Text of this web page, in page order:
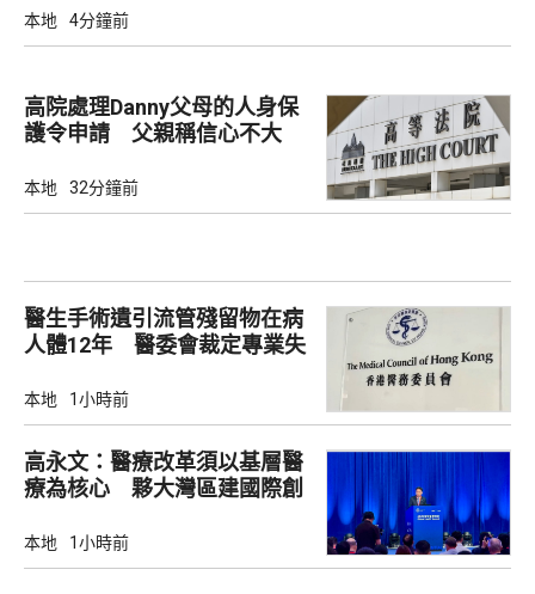
本地 4分鐘前
高院處理Danny父母的人身保
護令申請 父親稱信心不大
本地 32分鐘前
醫生手術遺引流管殘留物在病
人體12年 醫委會裁定專業失
本地 1小時前
高永文：醫療改革須以基層醫
療為核心 夥大灣區建國際創
本地 1小時前